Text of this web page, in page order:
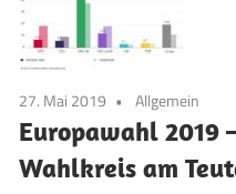
27. Mai 2019 Allgemein
Europawahl 2019
Wahlkreis am